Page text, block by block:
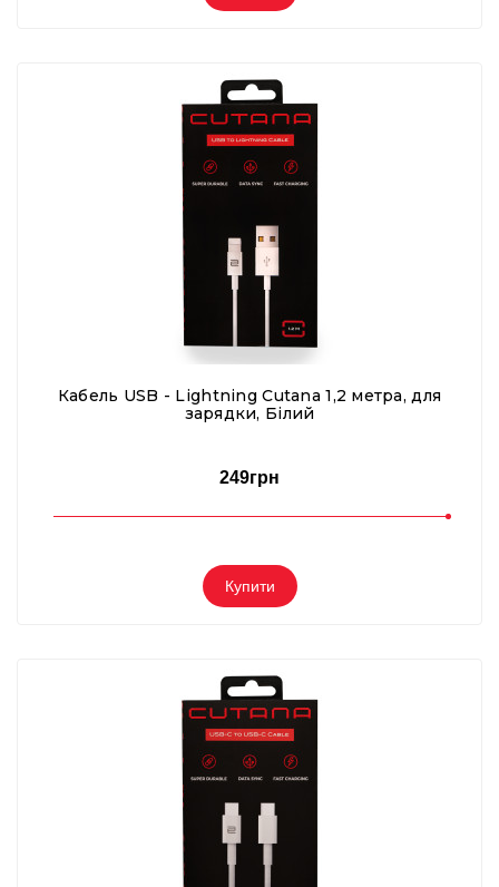
Кабель USB - Lightning Cutana 1,2 метра, для
зарядки, Білий
249грн
Купити